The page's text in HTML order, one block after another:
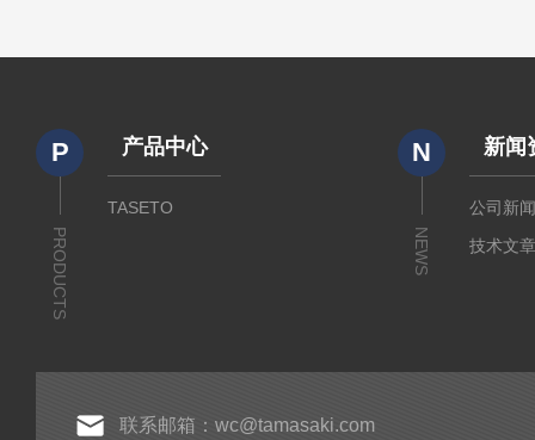
P
PRODUCTS
产品中心
TASETO
N
NEWS
新闻
公司新
技术文
联系邮箱：wc@tamasaki.com